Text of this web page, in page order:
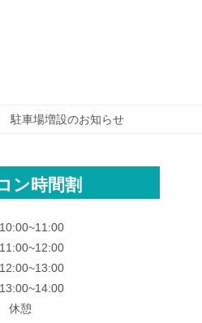
駐車場増設のお知らせ
ン時間割
休憩